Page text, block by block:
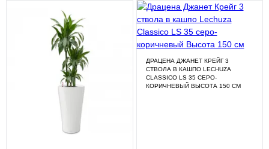
ДРАЦЕНА ДЖАНЕТ КРЕЙГ 3
СТВОЛА В КАШПО LECHUZA
CLASSICO LS 35 СЕРО-
КОРИЧНЕВЫЙ ВЫСОТА 150 СМ